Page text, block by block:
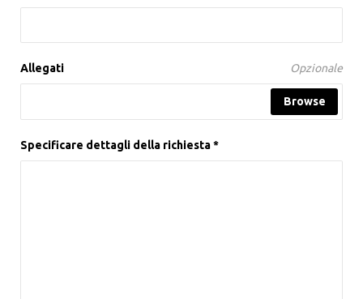
Allegati Opzionale
Specificare dettagli della richiesta *